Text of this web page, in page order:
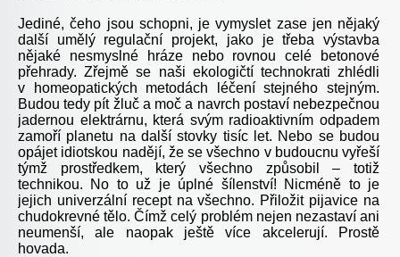
Jediné, čeho jsou schopni, je vymyslet zase jen nějaký
další umělý regulační projekt, jako je třeba výstavba
nějaké nesmyslné hráze nebo rovnou celé betonové
přehrady. Zřejmě se naši ekologičtí technokrati zhlédli
v homeopatických metodách léčení stejného stejným.
Budou tedy pít žluč a moč a navrch postaví nebezpečnou
jadernou elektrárnu, která svým radioaktivním odpadem
zamoří planetu na další stovky tisíc let. Nebo se budou
opájet idiotskou nadějí, že se všechno v budoucnu vyřeší
týmž prostředkem, který všechno způsobil – totiž
technikou. No to už je úplné šílenství! Nicméně to je
jejich univerzální recept na všechno. Přiložit pijavice na
chudokrevné tělo. Čímž celý problém nejen nezastaví ani
neumenší, ale naopak ještě více akcelerují. Prostě
hovada.